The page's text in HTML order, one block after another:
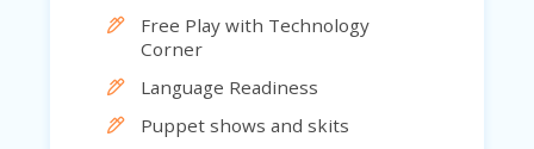
Free Play with Technology
Corner
Language Readiness
Puppet shows and skits